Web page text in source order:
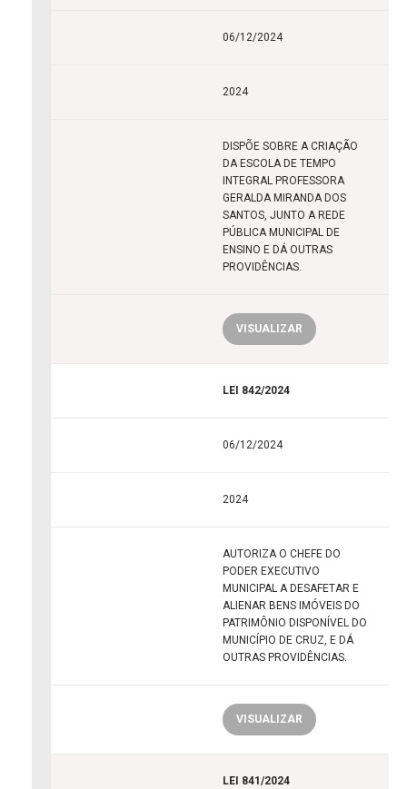
06/12/2024
2024
DISPÕE SOBRE A CRIAÇÃO
DA ESCOLA DE TEMPO
INTEGRAL PROFESSORA
GERALDA MIRANDA DOS
SANTOS, JUNTO A REDE
PÚBLICA MUNICIPAL DE
ENSINO E DÁ OUTRAS
PROVIDÊNCIAS.
VISUALIZAR
LEI 842/2024
06/12/2024
2024
AUTORIZA O CHEFE DO
PODER EXECUTIVO
MUNICIPAL A DESAFETAR E
ALIENAR BENS IMÓVEIS DO
PATRIMÔNIO DISPONÍVEL DO
MUNICÍPIO DE CRUZ, E DÁ
OUTRAS PROVIDÊNCIAS.
VISUALIZAR
LEI 841/2024